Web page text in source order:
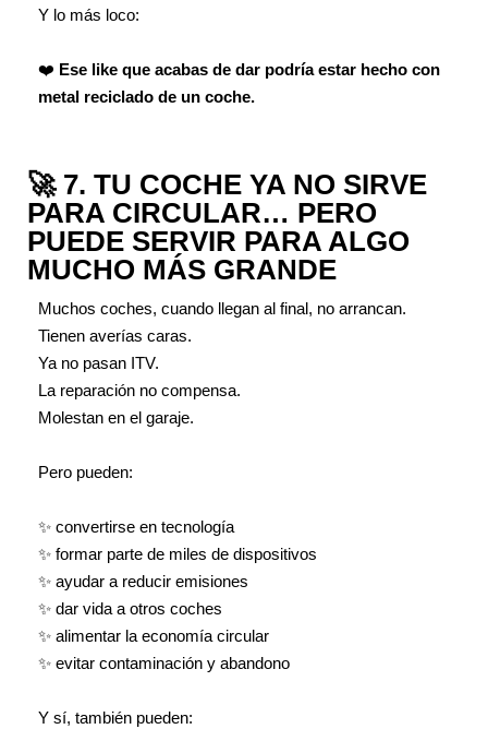
Y lo más loco:
❤️ Ese like que acabas de dar podría estar hecho con
metal reciclado de un coche.
🚀 7. TU COCHE YA NO SIRVE
PARA CIRCULAR… PERO
PUEDE SERVIR PARA ALGO
MUCHO MÁS GRANDE
Muchos coches, cuando llegan al final, no arrancan.
Tienen averías caras.
Ya no pasan ITV.
La reparación no compensa.
Molestan en el garaje.
Pero pueden:
✨ convertirse en tecnología
✨ formar parte de miles de dispositivos
✨ ayudar a reducir emisiones
✨ dar vida a otros coches
✨ alimentar la economía circular
✨ evitar contaminación y abandono
Y sí, también pueden: